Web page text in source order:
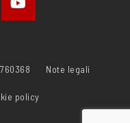
Note legali
policy